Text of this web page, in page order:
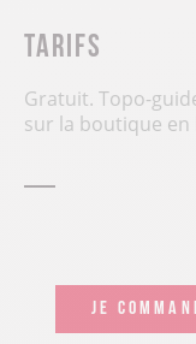
Tarifs
Gratuit. Topo-
sur la boutique en
JE